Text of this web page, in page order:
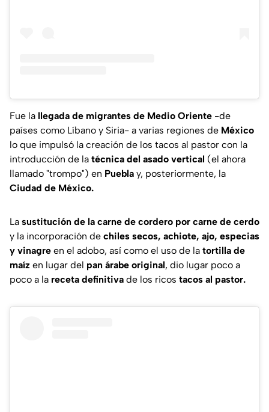
Fue la llegada de migrantes de Medio Oriente -de
países como Líbano y Siria- a varias regiones de México
lo que impulsó la creación de los tacos al pastor con la
introducción de la técnica del asado vertical (el ahora
llamado "trompo") en Puebla y, posteriormente, la
Ciudad de México.
La sustitución de la carne de cordero por carne de cerdo
y la incorporación de chiles secos, achiote, ajo, especias
y vinagre en el adobo, así como el uso de la tortilla de
maíz en lugar del pan árabe original, dio lugar poco a
poco a la receta definitiva de los ricos tacos al pastor.